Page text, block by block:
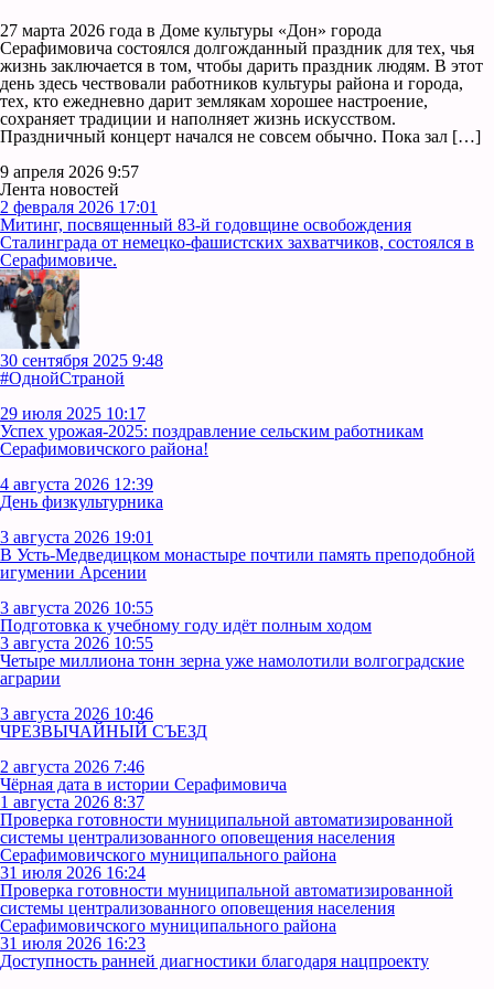
27 марта 2026 года в Доме культуры «Дон» города
Серафимовича состоялся долгожданный праздник для тех, чья
жизнь заключается в том, чтобы дарить праздник людям. В этот
день здесь чествовали работников культуры района и города,
тех, кто ежедневно дарит землякам хорошее настроение,
сохраняет традиции и наполняет жизнь искусством.
Праздничный концерт начался не совсем обычно. Пока зал […]
9 апреля 2026 9:57
Лента новостей
2 февраля 2026 17:01
Митинг, посвященный 83-й годовщине освобождения
Сталинграда от немецко-фашистских захватчиков, состоялся в
Серафимовиче.
30 сентября 2025 9:48
#ОднойСтраной
29 июля 2025 10:17
Успех урожая-2025: поздравление сельским работникам
Серафимовичского района!
4 августа 2026 12:39
День физкультурника
3 августа 2026 19:01
В Усть‑Медведицком монастыре почтили память преподобной
игумении Арсении
3 августа 2026 10:55
Подготовка к учебному году идёт полным ходом
3 августа 2026 10:55
Четыре миллиона тонн зерна уже намолотили волгоградские
аграрии
3 августа 2026 10:46
ЧРЕЗВЫЧАЙНЫЙ СЪЕЗД
2 августа 2026 7:46
Чёрная дата в истории Серафимовича
1 августа 2026 8:37
Проверка готовности муниципальной автоматизированной
системы централизованного оповещения населения
Серафимовичского муниципального района
31 июля 2026 16:24
Проверка готовности муниципальной автоматизированной
системы централизованного оповещения населения
Серафимовичского муниципального района
31 июля 2026 16:23
Доступность ранней диагностики благодаря нацпроекту